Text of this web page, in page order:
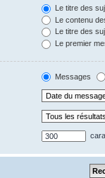
Le titre des
Le contenu
Le titre des
Le premier
Messages